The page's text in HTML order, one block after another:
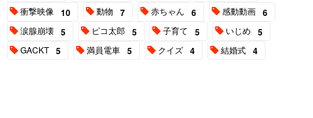
衝撃映像 10 動物 7 赤ちゃん 6 感動動画 6
涙腺崩壊 5 ピコ太郎 5 子育て 5 いじめ 5
GACKT 5 満員電車 5 クイズ 4 結婚式 4